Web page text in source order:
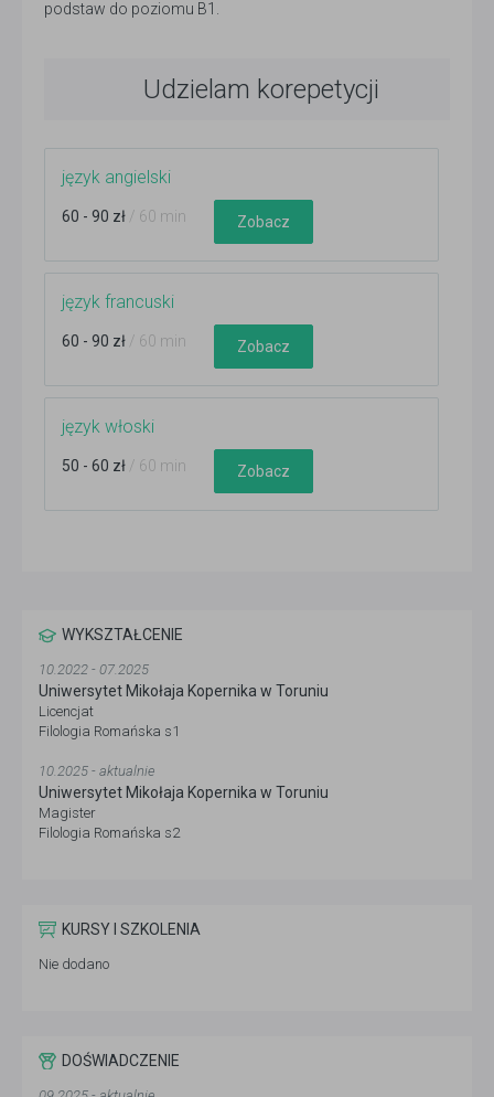
podstaw do poziomu B1.
Udzielam korepetycji
język angielski
60 - 90 zł / 60 min Zobacz
język francuski
60 - 90 zł / 60 min Zobacz
język włoski
50 - 60 zł / 60 min Zobacz
WYKSZTAŁCENIE
10.2022 - 07.2025
Uniwersytet Mikołaja Kopernika w Toruniu
Licencjat
Filologia Romańska s1
10.2025 - aktualnie
Uniwersytet Mikołaja Kopernika w Toruniu
Magister
Filologia Romańska s2
KURSY I SZKOLENIA
Nie dodano
DOŚWIADCZENIE